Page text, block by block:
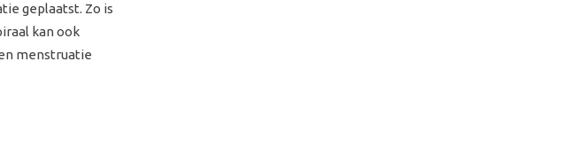
geplaatst. Zo is
kan ook
menstruatie